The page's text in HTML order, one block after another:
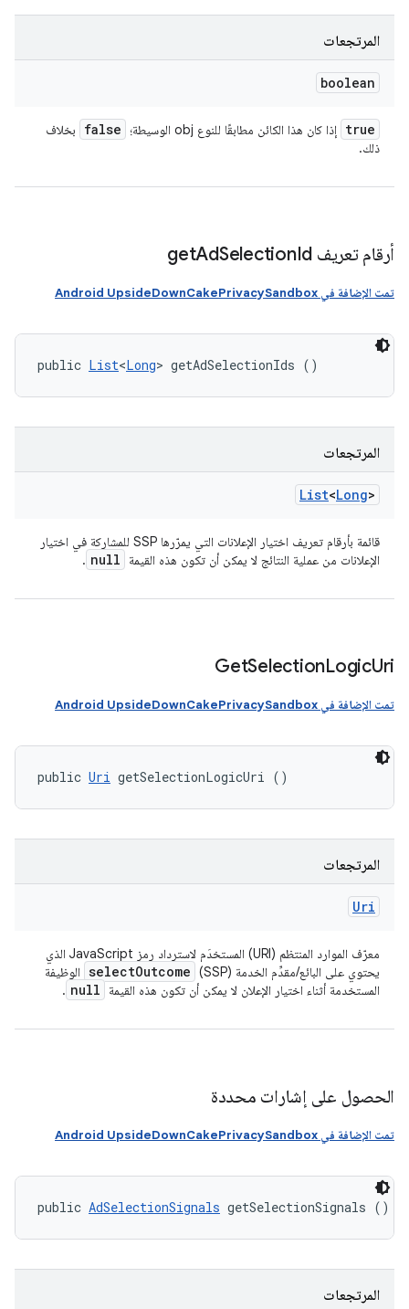
المرتجعات
boolean
true إذا كان هذا الكائن مطابقًا للنوع obj الوسيطة؛ false
بخلاف
ذلك.
أرقام تعريف get AdSelectionId
تمت الإضافة في Android UpsideDownCakePrivacySandbox
public List<Long> getAdSelectionIds ()
المرتجعات
List<Long>
قائمة بأرقام تعريف اختيار الإعلانات التي يمرّرها SSP للمشاركة في اختيار
الإعلانات من عملية النتائج لا يمكن أن تكون هذه القيمة
null
.
GetSelectionLogicUri
تمت الإضافة في Android UpsideDownCakePrivacySandbox
public Uri getSelectionLogicUri ()
المرتجعات
Uri
معرّف الموارد المنتظم (URI) المستخدَم لاسترداد رمز JavaScript الذي
يحتوي على البائع/مقدِّم الخدمة (SSP)
selectOutcome
الوظيفة
المستخدمة أثناء اختيار الإعلان لا يمكن أن تكون هذه القيمة
null
.
الحصول على إشارات محددة
تمت الإضافة في Android UpsideDownCakePrivacySandbox
public AdSelectionSignals getSelectionSignals ()
المرتجعات